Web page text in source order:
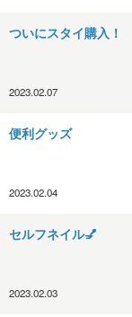
ついにスタイ購入！
2023.02.07
便利グッズ
2023.02.04
セルフネイル💅
2023.02.03